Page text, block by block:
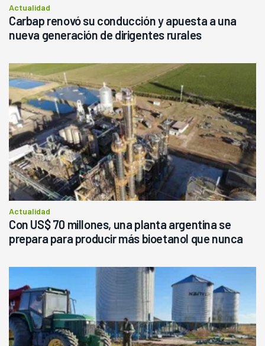
Actualidad
Carbap renovó su conducción y apuesta a una
nueva generación de dirigentes rurales
Actualidad
Con US$ 70 millones, una planta argentina se
prepara para producir más bioetanol que nunca